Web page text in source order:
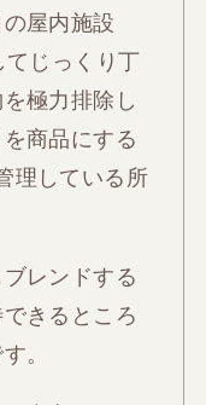
屋内施設
てじっくり丁
極力排除し
商品にする
理している所
レンドする
きるところ
。